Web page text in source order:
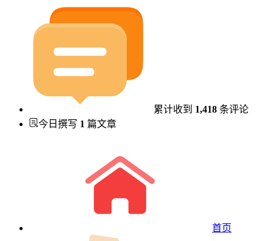
累计收到 1,418 条评论
今日撰写 1 篇文章
首页